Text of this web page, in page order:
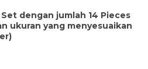
dengan jumlah 14 Pieces
ukuran yang menyesuaikan